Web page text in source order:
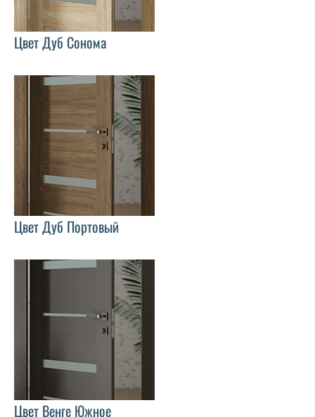
Цвет Дуб Сонома
Цвет Дуб Портовый
Цвет Венге Южное